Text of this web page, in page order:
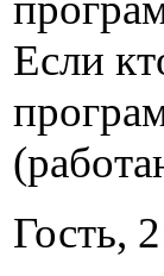
Если
Гость,